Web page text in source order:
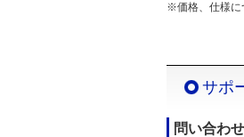
※価格、仕様に
サポ
問い合わ